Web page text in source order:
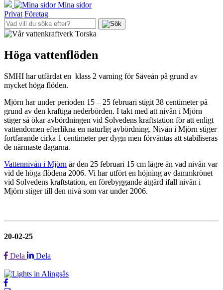
Mina sidor
Privat Företag
Höga vattenflöden
SMHI har utfärdat en klass 2 varning för Säveån på grund av
mycket höga flöden.
Mjörn har under perioden 15 – 25 februari stigit 38 centimeter på
grund av den kraftiga nederbörden. I takt med att nivån i Mjörn
stiger så ökar avbördningen vid Solvedens kraftstation för att enligt
vattendomen efterlikna en naturlig avbördning. Nivån i Mjörn stiger
fortfarande cirka 1 centimeter per dygn men förväntas att stabiliseras
de närmaste dagarna.
Vattennivån i Mjörn är den 25 februari 15 cm lägre än vad nivån var
vid de höga flödena 2006. Vi har utfört en höjning av dammkrönet
vid Solvedens kraftstation, en förebyggande åtgärd ifall nivån i
Mjörn stiger till den nivå som var under 2006.
20-02-25
Dela Dela